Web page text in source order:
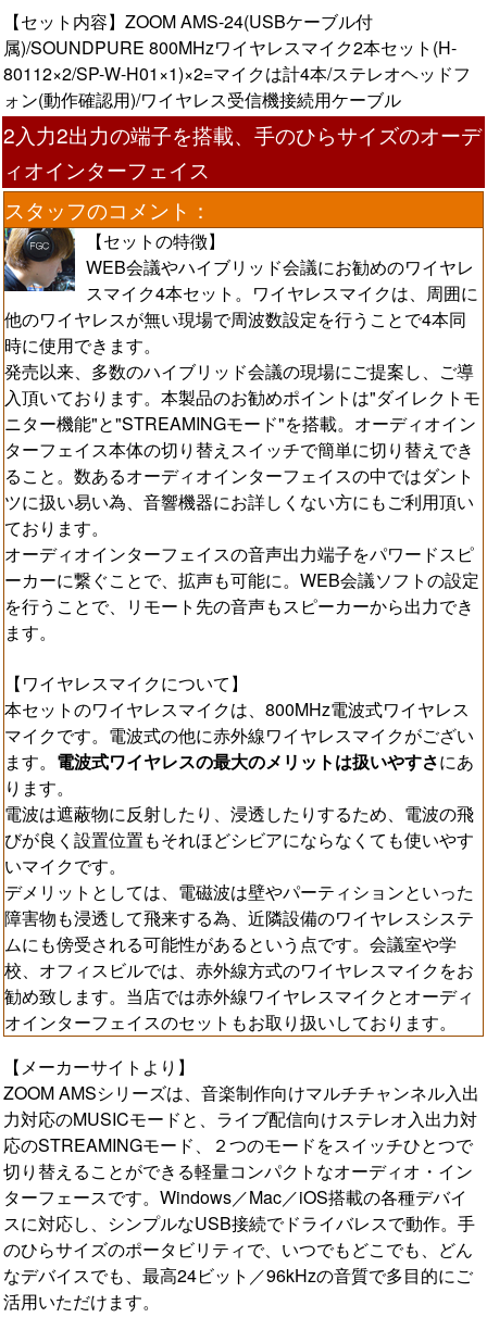
【セット内容】ZOOM AMS-24(USBケーブル付
属)/SOUNDPURE 800MHzワイヤレスマイク2本セット(H-
80112×2/SP-W-H01×1)×2=マイクは計4本/ステレオヘッドフ
ォン(動作確認用)/ワイヤレス受信機接続用ケーブル
2入力2出力の端子を搭載、手のひらサイズのオーデ
ィオインターフェイス
スタッフのコメント：
【セットの特徴】
WEB会議やハイブリッド会議にお勧めのワイヤレ
スマイク4本セット。ワイヤレスマイクは、周囲に
他のワイヤレスが無い現場で周波数設定を行うことで4本同
時に使用できます。
発売以来、多数のハイブリッド会議の現場にご提案し、ご導
入頂いております。本製品のお勧めポイントは"ダイレクトモ
ニター機能"と"STREAMINGモード"を搭載。オーディオイン
ターフェイス本体の切り替えスイッチで簡単に切り替えでき
ること。数あるオーディオインターフェイスの中ではダント
ツに扱い易い為、音響機器にお詳しくない方にもご利用頂い
ております。
オーディオインターフェイスの音声出力端子をパワードスピ
ーカーに繋ぐことで、拡声も可能に。WEB会議ソフトの設定
を行うことで、リモート先の音声もスピーカーから出力でき
ます。
【ワイヤレスマイクについて】
本セットのワイヤレスマイクは、800MHz電波式ワイヤレス
マイクです。電波式の他に赤外線ワイヤレスマイクがござい
ます。 電波式ワイヤレスの最大のメリットは扱いやすさにあ
ります。
電波は遮蔽物に反射したり、浸透したりするため、電波の飛
びが良く設置位置もそれほどシビアにならなくても使いやす
いマイクです。
デメリットとしては、電磁波は壁やパーティションといった
障害物も浸透して飛来する為、近隣設備のワイヤレスシステ
ムにも傍受される可能性があるという点です。会議室や学
校、オフィスビルでは、赤外線方式のワイヤレスマイクをお
勧め致します。当店では赤外線ワイヤレスマイクとオーディ
オインターフェイスのセットもお取り扱いしております。
【メーカーサイトより】
ZOOM AMSシリーズは、音楽制作向けマルチチャンネル入出
力対応のMUSICモードと、ライブ配信向けステレオ入出力対
応のSTREAMINGモード、２つのモードをスイッチひとつで
切り替えることができる軽量コンパクトなオーディオ・イン
ターフェースです。Windows／Mac／iOS搭載の各種デバイ
スに対応し、シンプルなUSB接続でドライバレスで動作。手
のひらサイズのポータビリティで、いつでもどこでも、どん
なデバイスでも、最高24ビット／96kHzの音質で多目的にご
活用いただけます。